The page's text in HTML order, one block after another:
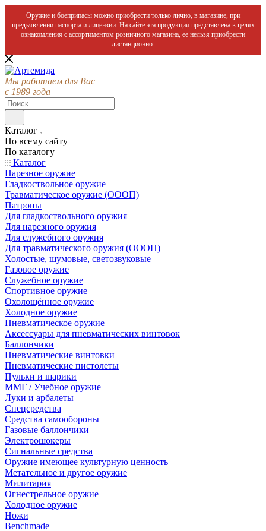
Оружие и боеприпасы можно приобрести только лично, в магазине, при
предъявлении паспорта и лицензии. На сайте эта продукция представлена в целях
ознакомления с ассортиментом розничного магазина, ее нельзя приобрести
дистанционно.
Мы работаем для Вас
с 1989 года
Каталог
По всему сайту
По каталогу
Каталог
Нарезное оружие
Гладкоствольное оружие
Травматическое оружие (ОООП)
Патроны
Для гладкоствольного оружия
Для нарезного оружия
Для служебного оружия
Для травматического оружия (ОООП)
Холостые, шумовые, светозвуковые
Газовое оружие
Служебное оружие
Спортивное оружие
Охолощённое оружие
Холодное оружие
Пневматическое оружие
Аксессуары для пневматических винтовок
Баллончики
Пневматические винтовки
Пневматические пистолеты
Пульки и шарики
ММГ / Учебное оружие
Луки и арбалеты
Спецсредства
Средства самообороны
Газовые баллончики
Электрошокеры
Сигнальные средства
Оружие имеющее культурную ценность
Метательное и другое оружие
Милитария
Огнестрельное оружие
Холодное оружие
Ножи
Benchmade